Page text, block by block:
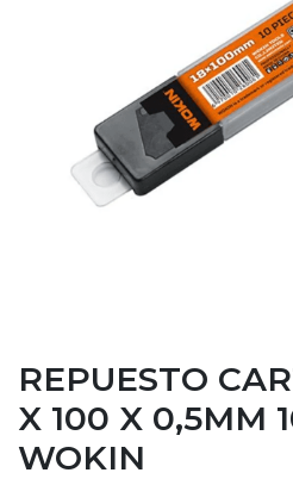
REPUESTO
X 100 X 0,5MM
WOKIN